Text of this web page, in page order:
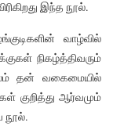
இந்த நூல்.
வாழ்வில்
நிகழ்த்திவரும்
தன் வகைமையில்
குறித்து ஆர்வமும்
நூல்.